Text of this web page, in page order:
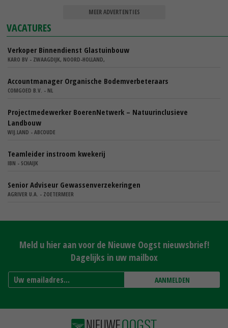
MEER ADVERTENTIES
VACATURES
Verkoper Binnendienst Glastuinbouw
KARO BV - ZWAAGDIJK, NOORD-HOLLAND,
Accountmanager Organische Bodemverbeteraars
COMGOED B.V. - NL
Projectmedewerker BoerenNetwerk – Natuurinclusieve
Landbouw
WIJ.LAND - ABCOUDE
Teamleider instroom kwekerij
IBN - SCHAIJK
Senior Adviseur Gewassenverzekeringen
AGRIVER U.A. - ZOETERMEER
Meld u hier aan voor de Nieuwe Oogst nieuwsbrief!
Dagelijks in uw mailbox
AANMELDEN